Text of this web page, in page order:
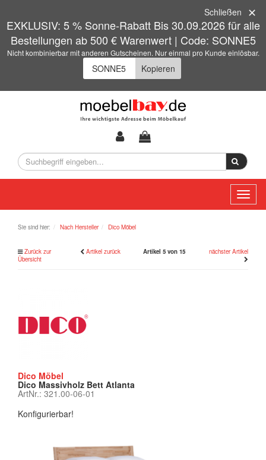
EXKLUSIV: 5 % Sonne-Rabatt Bis 30.09.2026 für alle
Bestellungen ab 500 € Warenwert | Code: SONNE5
Nicht kombinierbar mit anderen Gutscheinen. Nur einmal pro Kunde einlösbar.
Kopieren
Schließen
Sie sind hier: Nach Hersteller Dico Möbel
Zurück zur
Übersicht
Artikel zurück Artikel 5 von 15 nächster Artikel
Dico Möbel
Dico Massivholz Bett Atlanta
ArtNr.: 321.00-06-01
Konfigurierbar!